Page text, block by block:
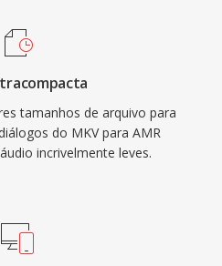
transmissão durante o
de banda estreita
destaca na entrega de
de rede
tamanhos de arquivo para
do MKV para AMR
incrivelmente leves.